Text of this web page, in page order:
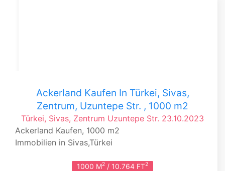
Ackerland Kaufen In Türkei, Sivas,
Zentrum, Uzuntepe Str. , 1000 m2
Türkei, Sivas, Zentrum Uzuntepe Str. 23.10.2023
Ackerland Kaufen, 1000 m2
Immobilien in Sivas,Türkei
1000 M2 / 10.764 FT2